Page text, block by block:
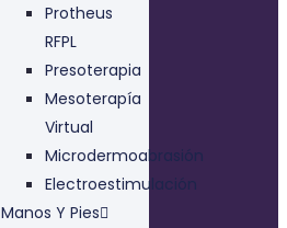
Protheus
RFPL
Presoterapia
Mesoterapía
Virtual
Microdermoabrasión
Electroestimulación
Manos Y Pies